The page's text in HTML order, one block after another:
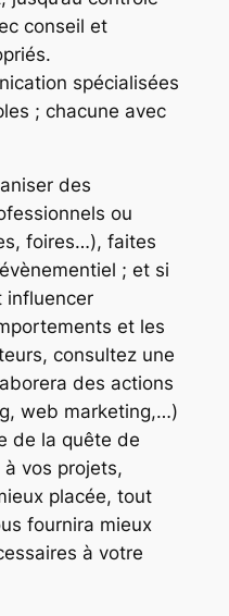
conseil et
spécialisées
; chacune avec
des
ou
foires…), faites
; et si
influencer
et les
consultez une
des actions
web marketing,…)
de la quête de
vos projets,
placée, tout
fournira mieux
à votre